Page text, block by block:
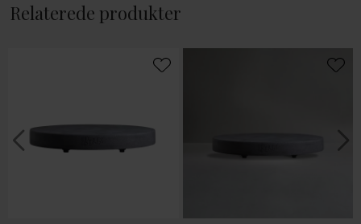
fremstillet af terrazzo, og på undersiden har den fire gummihjul,
der ubesværet glider hen over hvilken som helst gulvtype.
Relaterede produkter